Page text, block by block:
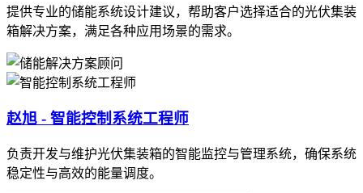
提供专业的储能系统设计建议，帮助客户选择适合的光伏集装
箱解决方案，满足各种应用场景的需求。
赵旭 - 智能控制系统工程师
负责开发与维护光伏集装箱的智能监控与管理系统，确保系统
稳定性与高效的能量调度。